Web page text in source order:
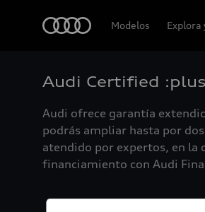
Modelos Explora
Audi Certified :plus
Audi ofrece garantía
podrás ampliar hasta por
atendido por expertos, en la
financiamiento con Audi